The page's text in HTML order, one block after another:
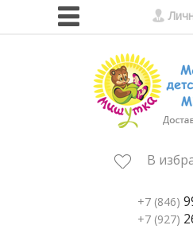
В
+7 (846)
+7 (927)